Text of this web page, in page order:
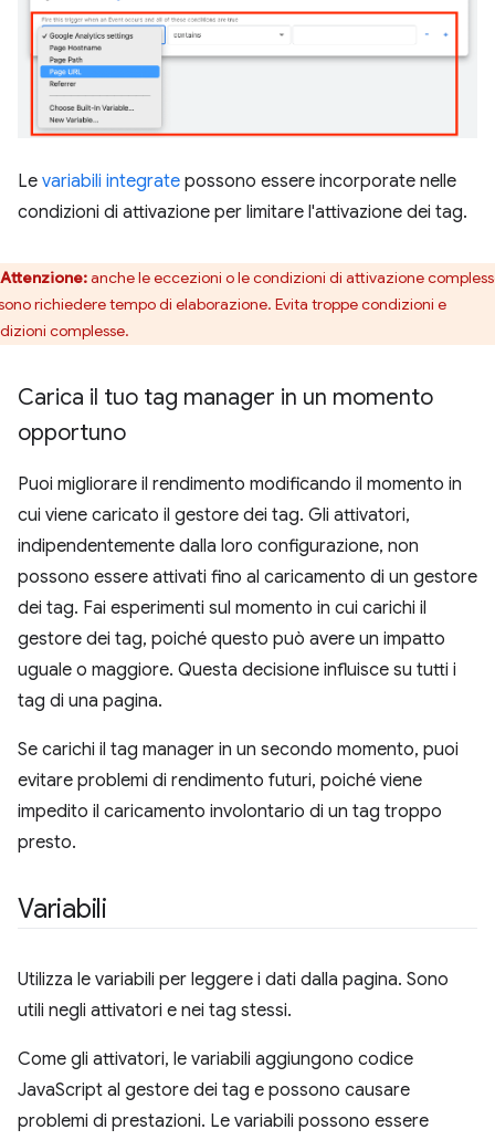
Le variabili integrate possono essere incorporate nelle
condizioni di attivazione per limitare l'attivazione dei tag.
Attenzione:anche le eccezioni o le condizioni di attivazione
richiedere tempo di elaborazione. Evita troppe condizioni e
complesse.
Carica il tuo tag manager in un momento
opportuno
Puoi migliorare il rendimento modificando il momento in
cui viene caricato il gestore dei tag. Gli attivatori,
indipendentemente dalla loro configurazione, non
possono essere attivati fino al caricamento di un gestore
dei tag. Fai esperimenti sul momento in cui carichi il
gestore dei tag, poiché questo può avere un impatto
uguale o maggiore. Questa decisione influisce su tutti i
tag di una pagina.
Se carichi il tag manager in un secondo momento, puoi
evitare problemi di rendimento futuri, poiché viene
impedito il caricamento involontario di un tag troppo
presto.
Variabili
Utilizza le variabili per leggere i dati dalla pagina. Sono
utili negli attivatori e nei tag stessi.
Come gli attivatori, le variabili aggiungono codice
JavaScript al gestore dei tag e possono causare
problemi di prestazioni. Le variabili possono essere